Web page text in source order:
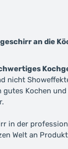
an die
nicht
Kochen
in der
Welt an